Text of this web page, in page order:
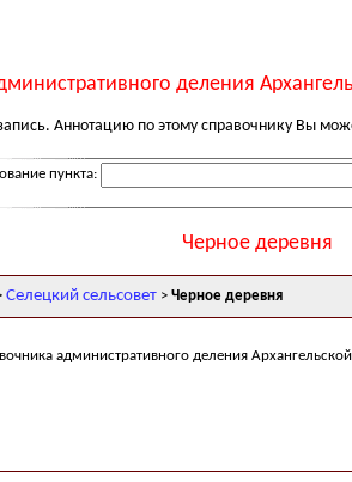
деления
Аннотацию по этому справочнику Вы
пункта:
Черное деревня
Селецкий сельсовет > Черное деревня
административного деления